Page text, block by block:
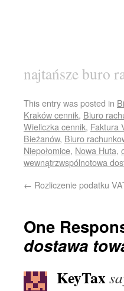
najtańsze buro
This entry was posted in
Kraków cennik, Biuro
Wieliczka cennik, Faktura
Bieżanów, Biuro
Niepołomice, Nowa Huta,
wewnątrzwspólnotowa
← Rozliczenie podatku
One
dostawa
KeyTax